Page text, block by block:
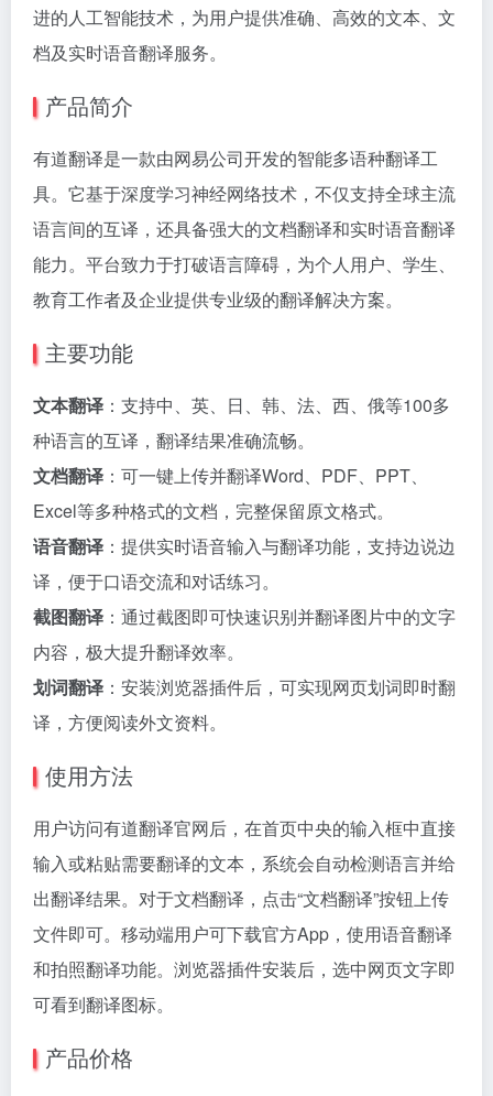
进的人工智能技术，为用户提供准确、高效的文本、文
档及实时语音翻译服务。
产品简介
有道翻译是一款由网易公司开发的智能多语种翻译工
具。它基于深度学习神经网络技术，不仅支持全球主流
语言间的互译，还具备强大的文档翻译和实时语音翻译
能力。平台致力于打破语言障碍，为个人用户、学生、
教育工作者及企业提供专业级的翻译解决方案。
主要功能
文本翻译 ：支持中、英、日、韩、法、西、俄等100多
种语言的互译，翻译结果准确流畅。
文档翻译 ：可一键上传并翻译Word、PDF、PPT、
Excel等多种格式的文档，完整保留原文格式。
语音翻译 ：提供实时语音输入与翻译功能，支持边说边
译，便于口语交流和对话练习。
截图翻译 ：通过截图即可快速识别并翻译图片中的文字
内容，极大提升翻译效率。
划词翻译 ：安装浏览器插件后，可实现网页划词即时翻
译，方便阅读外文资料。
使用方法
用户访问有道翻译官网后，在首页中央的输入框中直接
输入或粘贴需要翻译的文本，系统会自动检测语言并给
出翻译结果。对于文档翻译，点击“文档翻译”按钮上传
文件即可。移动端用户可下载官方App，使用语音翻译
和拍照翻译功能。浏览器插件安装后，选中网页文字即
可看到翻译图标。
产品价格